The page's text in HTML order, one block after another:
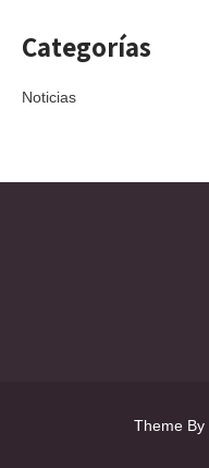
Categorías
Noticias
Theme By